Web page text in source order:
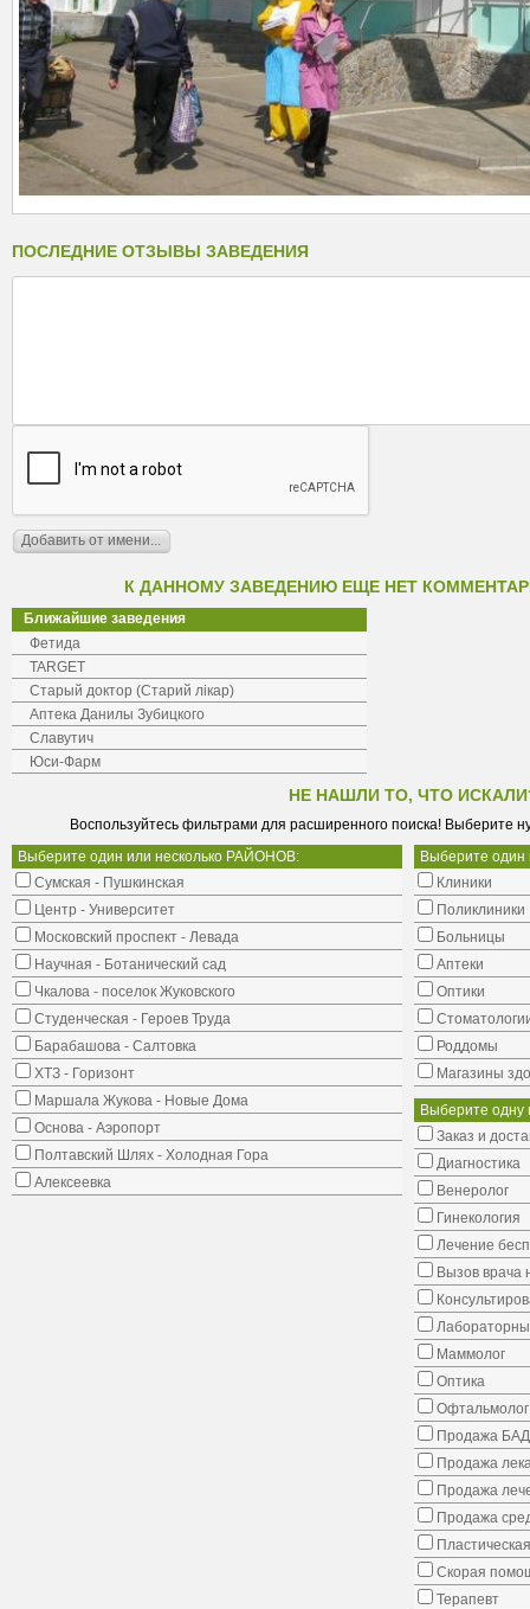
ПОСЛЕДНИЕ ОТЗЫВЫ ЗАВЕДЕНИЯ
К ДАННОМУ ЗАВЕДЕНИЮ ЕЩЕ НЕТ
Ближайшие заведения
Фетида
TARGET
Старый доктор (Старий лікар)
Аптека Данилы Зубицкого
Славутич
Юси-Фарм
НЕ НАШЛИ ТО, ЧТО
Воспользуйтесь фильтрами для расширенного поиска! Выберите
Выберите один или несколько РАЙОНОВ:
Сумская - Пушкинская
Центр - Университет
Московский проспект - Левада
Научная - Ботанический сад
Чкалова - поселок Жуковского
Студенческая - Героев Труда
Барабашова - Салтовка
ХТЗ - Горизонт
Маршала Жукова - Новые Дома
Основа - Аэропорт
Полтавский Шлях - Холодная Гора
Алексеевка
Выберите
Клиники
Поликлиники
Больницы
Аптеки
Оптики
Роддомы
Магазины
Выберите одну
Заказ и
Диагностика
Венеролог
Гинекология
Лечение
Вызов врача
Маммолог
Оптика
Офтальмолог
Продажа
Продажа
Продажа
Продажа
Скорая
Терапевт